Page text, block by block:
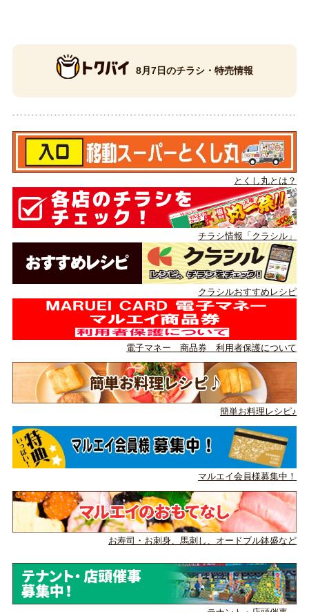
8月7日のチラシ・特売情報
とくし丸とは？
チラシ情報「クラシル」
クラシルおすすめレシピ
電子マネー 商品券 利用者保護について
簡単お料理レシピ♪
マルエイ会員様募集中！
お寿司・お刺身、馬刺し、 オードブル鉢盛など